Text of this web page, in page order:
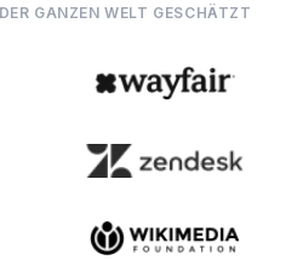
GANZEN WELT GESCHÄTZT